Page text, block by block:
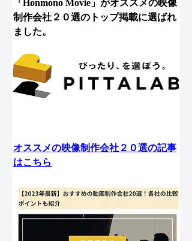
「Honmono Movie」がオススメの映像
制作会社２０選のトップ掲載に選ばれ
ました。
オススメの映像制作会社２０選の記事
はこちら